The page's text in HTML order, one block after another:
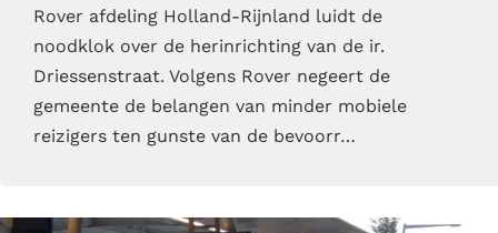
Rover afdeling Holland-Rijnland luidt de
noodklok over de herinrichting van de ir.
Driessenstraat. Volgens Rover negeert de
gemeente de belangen van minder mobiele
reizigers ten gunste van de bevoorr…